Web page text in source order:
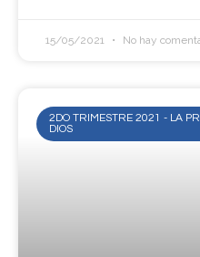
15/05/2021 No hay
2DO TRIMESTRE 2021 - LA
DIOS